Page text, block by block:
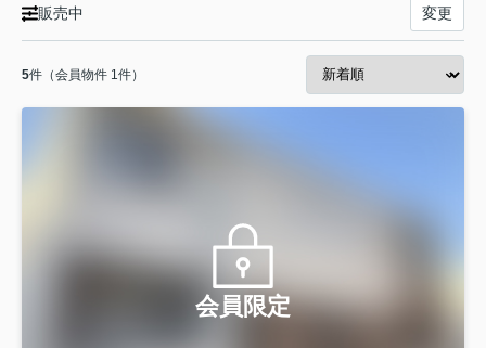
販売中 変更
5件（会員物件 1件）
会員限定